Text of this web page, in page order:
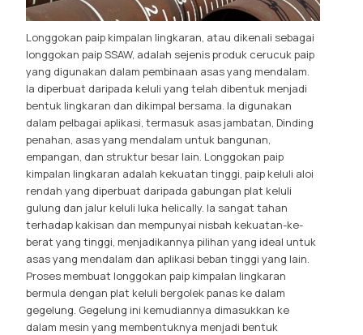
Longgokan paip kimpalan lingkaran, atau dikenali sebagai
longgokan paip SSAW, adalah sejenis produk cerucuk paip
yang digunakan dalam pembinaan asas yang mendalam.
Ia diperbuat daripada keluli yang telah dibentuk menjadi
bentuk lingkaran dan dikimpal bersama. Ia digunakan
dalam pelbagai aplikasi, termasuk asas jambatan, Dinding
penahan, asas yang mendalam untuk bangunan,
empangan, dan struktur besar lain. Longgokan paip
kimpalan lingkaran adalah kekuatan tinggi, paip keluli aloi
rendah yang diperbuat daripada gabungan plat keluli
gulung dan jalur keluli luka helically. Ia sangat tahan
terhadap kakisan dan mempunyai nisbah kekuatan-ke-
berat yang tinggi, menjadikannya pilihan yang ideal untuk
asas yang mendalam dan aplikasi beban tinggi yang lain.
Proses membuat longgokan paip kimpalan lingkaran
bermula dengan plat keluli bergolek panas ke dalam
gegelung. Gegelung ini kemudiannya dimasukkan ke
dalam mesin yang membentuknya menjadi bentuk